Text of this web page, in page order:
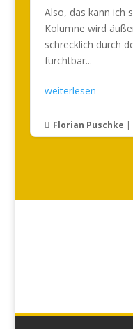
Also, das kann ich
Kolumne wird
schrecklich durch
furchtbar...
weiterlesen
 Florian Puschke |